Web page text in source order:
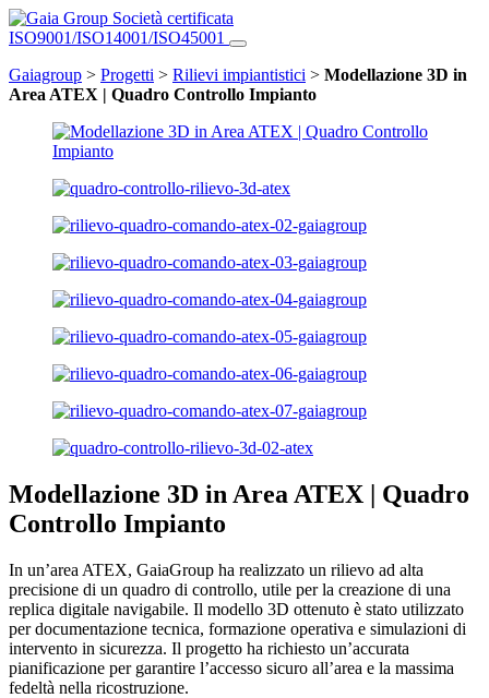
Società certificata
ISO9001/ISO14001/ISO45001
Gaiagroup > Progetti > Rilievi impiantistici > Modellazione 3D in
Area ATEX | Quadro Controllo Impianto
Modellazione 3D in Area ATEX | Quadro
Controllo Impianto
In un’area ATEX, GaiaGroup ha realizzato un rilievo ad alta
precisione di un quadro di controllo, utile per la creazione di una
replica digitale navigabile. Il modello 3D ottenuto è stato utilizzato
per documentazione tecnica, formazione operativa e simulazioni di
intervento in sicurezza. Il progetto ha richiesto un’accurata
pianificazione per garantire l’accesso sicuro all’area e la massima
fedeltà nella ricostruzione.